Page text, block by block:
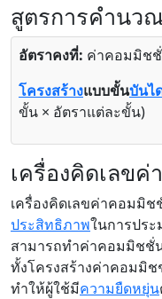
สูตรการคำนว
อัตราคงที่: ค่าคอมมิช
โครงสร้างแบบขั้นบันไ
ขั้น × อัตราแต่ละขั้น)
เครื่องคิดเลข
เครื่องคิดเลขค่าคอมมิช
ประสิทธิภาพในการปร
สามารถทำค่าคอมมิชชั่
ทั้งโครงสร้างค่าคอมมิ
ทำให้ผู้ใช้มีความยืดหยุ่น